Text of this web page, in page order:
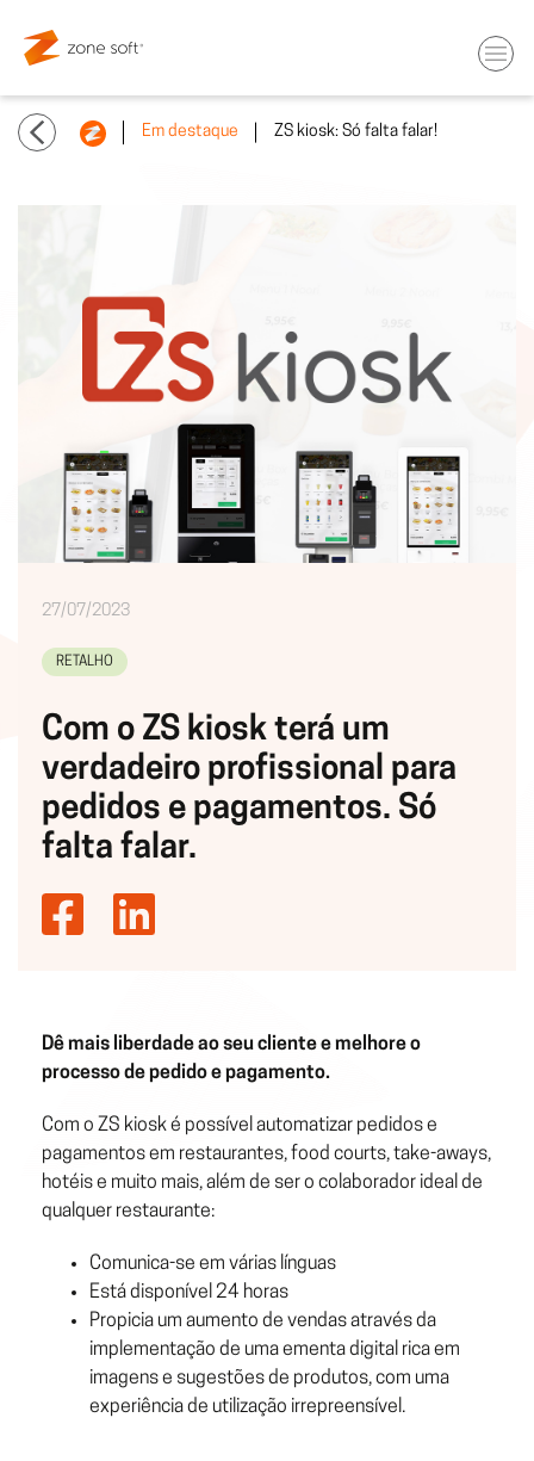
Em destaque ZS kiosk: Só falta falar!
27/07/2023
RETALHO
Com o ZS kiosk terá um
verdadeiro profissional para
pedidos e pagamentos. Só
falta falar.
Dê mais liberdade ao seu cliente e melhore o
processo de pedido e pagamento.
Com o ZS kiosk é possível automatizar pedidos e
pagamentos em restaurantes, food courts, take-aways,
hotéis e muito mais, além de ser o colaborador ideal de
qualquer restaurante:
Comunica-se em várias línguas
Está disponível 24 horas
Propicia um aumento de vendas através da
implementação de uma ementa digital rica em
imagens e sugestões de produtos, com uma
experiência de utilização irrepreensível.